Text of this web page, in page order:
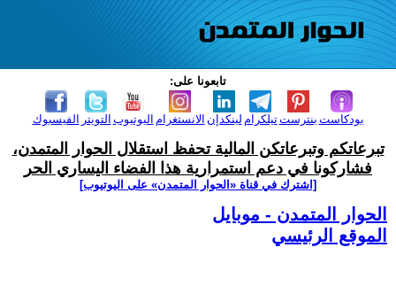
تابعونا على:
الفيسبوك التويتر اليوتيوب الانستغرام لينكدإن تيلكرامبنترست بودكاست
تبرعاتكم وتبرعاتكن المالية تحفظ استقلال الحوار المتمدن،
فشاركونا في دعم استمرارية هذا الفضاء اليساري الحر
[اشترك في قناة ‫«الحوار المتمدن» على اليوتيوب]
الحوار المتمدن - موبايل
الموقع الرئيسي